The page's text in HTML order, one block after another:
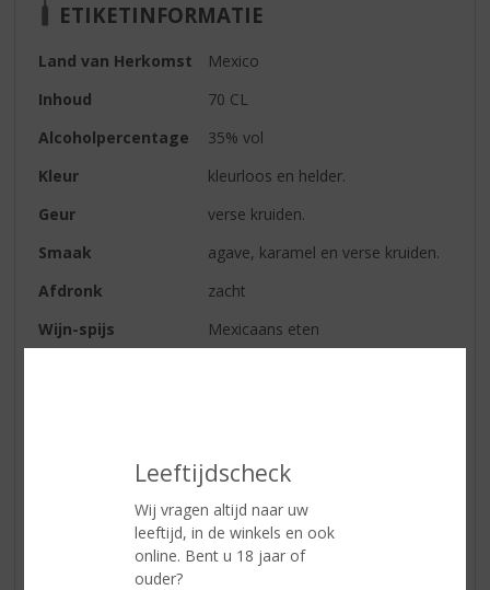
Leeftijdscheck
Wij vragen altijd naar uw
leeftijd, in de winkels en ook
online. Bent u 18 jaar of
ouder?
ETIKETINFORMATIE
Land van Herkomst
Mexico
Inhoud
70 CL
Alcoholpercentage
35% vol
Kleur
kleurloos en helder.
Geur
verse kruiden.
Smaak
agave, karamel en verse kruiden.
Afdronk
zacht
Wijn-spijs
Mexicaans eten
Reviews
Schrijf een review